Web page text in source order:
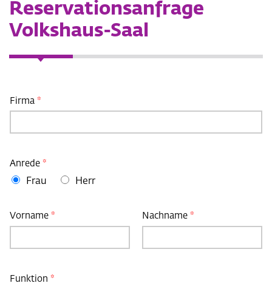
Reservationsanfrage
Volkshaus-Saal
Firma *
Anrede *
Frau Herr
*
Vorname * Nachname *
Funktion *